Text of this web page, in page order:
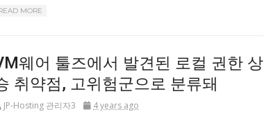
MORE
웨어 툴즈에서 발견된 로컬 권한 상
취약점, 고위험군으로 분류돼
JP-Hosting 관리자3 4 years ago